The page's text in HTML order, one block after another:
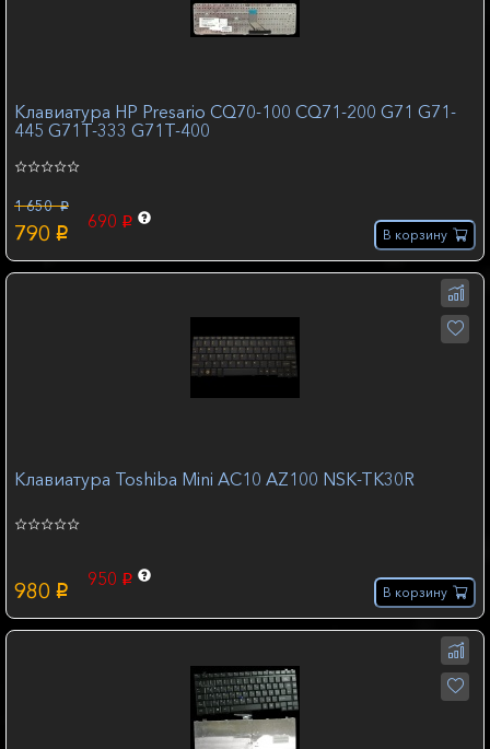
Клавиатура HP Presario CQ70-100 CQ71-200 G71 G71-
445 G71T-333 G71T-400
1 650 p
790 p
690 p
В корзину
Клавиатура Toshiba Mini AC10 AZ100 NSK-TK30R
980 p
950 p
В корзину